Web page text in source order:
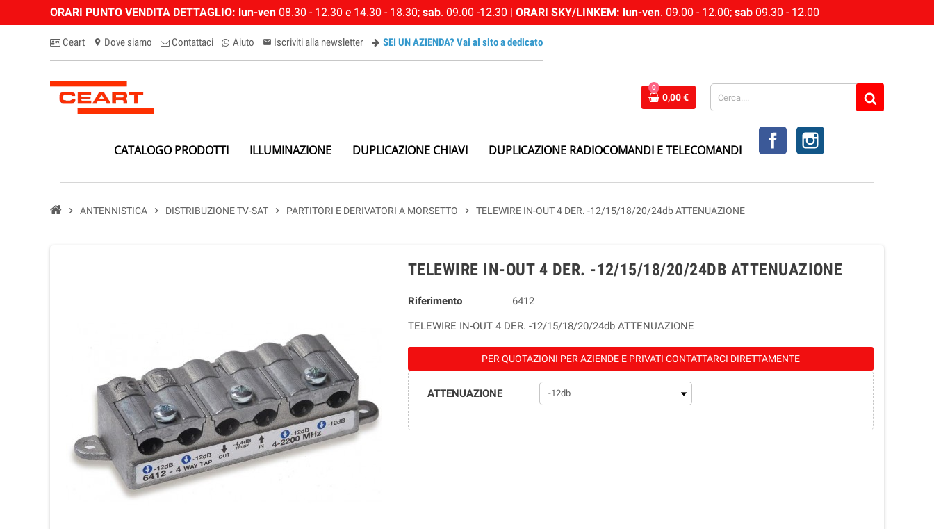
ORARI PUNTO VENDITA DETTAGLIO: lun-ven 08.30 - 12.30 e 14.30 - 18.30; sab. 09.00 -12.30 | ORARI SKY/LINKEM: lun-ven. 09.00 - 12.00; sab 09.30 - 12.00
Ceart location_on Dove siamo Contattaci Aiuto email-newsletter
Iscriviti alla newsletter SEI UN AZIENDA? Vai al sito a dedicato
0
0,00 €
CATALOGO PRODOTTI ILLUMINAZIONE DUPLICAZIONE CHIAVI DUPLICAZIONE RADIOCOMANDI E TELECOMANDI
FACEBOOKINSTAGRAM
chevron_right ANTENNISTICA chevron_right DISTRIBUZIONE TV-SAT chevron_right PARTITORI E DERIVATORI A MORSETTO chevron_right TELEWIRE IN-OUT 4 DER. -12/15/18/20/24db ATTENUAZIONE
TELEWIRE IN-OUT 4 DER. -12/15/18/20/24DB ATTENUAZIONE
Riferimento
6412
TELEWIRE IN-OUT 4 DER. -12/15/18/20/24db ATTENUAZIONE
PER QUOTAZIONI PER AZIENDE E PRIVATI CONTATTARCI DIRETTAMENTE
ATTENUAZIONE